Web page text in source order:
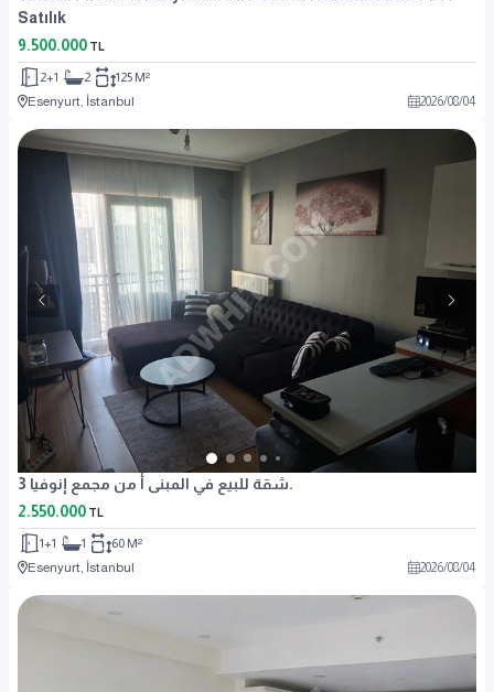
Satılık
9.500.000 TL
2+1 2
125 M²
Esenyurt, İstanbul
2026/08/04
شقة للبيع في المبنى أ من مجمع إنوفيا 3.
2.550.000 TL
1+1 1
60 M²
Esenyurt, İstanbul
2026/08/04